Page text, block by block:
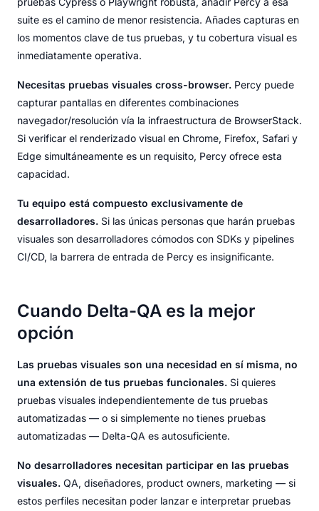
suite es el camino de menor resistencia. Añades capturas en
los momentos clave de tus pruebas, y tu cobertura visual es
inmediatamente operativa.
Necesitas pruebas visuales cross-browser. Percy puede
capturar pantallas en diferentes combinaciones
navegador/resolución vía la infraestructura de BrowserStack.
Si verificar el renderizado visual en Chrome, Firefox, Safari y
Edge simultáneamente es un requisito, Percy ofrece esta
capacidad.
Tu equipo está compuesto exclusivamente de
desarrolladores. Si las únicas personas que harán pruebas
visuales son desarrolladores cómodos con SDKs y pipelines
CI/CD, la barrera de entrada de Percy es insignificante.
Cuando Delta-QA es la mejor
opción
Las pruebas visuales son una necesidad en sí misma, no
una extensión de tus pruebas funcionales. Si quieres
pruebas visuales independientemente de tus pruebas
automatizadas — o si simplemente no tienes pruebas
automatizadas — Delta-QA es autosuficiente.
No desarrolladores necesitan participar en las pruebas
visuales. QA, diseñadores, product owners, marketing — si
estos perfiles necesitan poder lanzar e interpretar pruebas